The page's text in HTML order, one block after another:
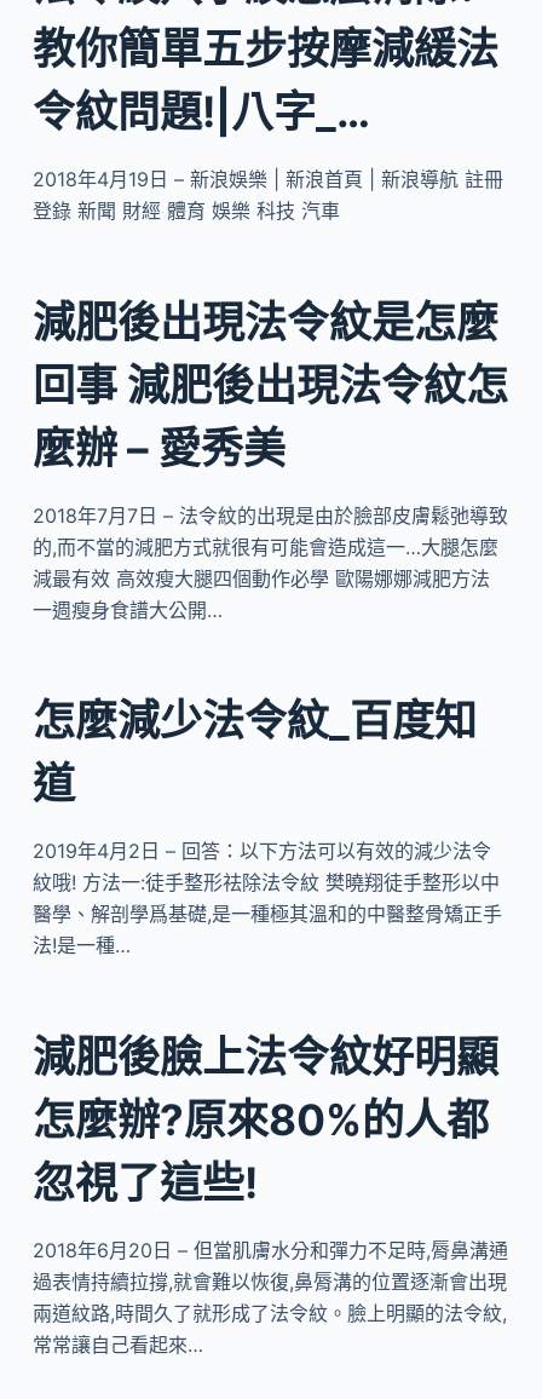
教你簡單五步按摩減緩法
令紋問題!|八字_…
2018年4月19日 – 新浪娛樂 | 新浪首頁 | 新浪導航 註冊
登錄 新聞 財經 體育 娛樂 科技 汽車
減肥後出現法令紋是怎麼
回事 減肥後出現法令紋怎
麼辦 – 愛秀美
2018年7月7日 – 法令紋的出現是由於臉部皮膚鬆弛導致
的,而不當的減肥方式就很有可能會造成這一…大腿怎麼
減最有效 高效瘦大腿四個動作必學 歐陽娜娜減肥方法
一週瘦身食譜大公開…
怎麼減少法令紋_百度知
道
2019年4月2日 – 回答：以下方法可以有效的減少法令
紋哦! 方法一:徒手整形祛除法令紋 樊曉翔徒手整形以中
醫學、解剖學爲基礎,是一種極其溫和的中醫整骨矯正手
法!是一種…
減肥後臉上法令紋好明顯
怎麼辦?原來80%的人都
忽視了這些!
2018年6月20日 – 但當肌膚水分和彈力不足時,脣鼻溝通
過表情持續拉撐,就會難以恢復,鼻脣溝的位置逐漸會出現
兩道紋路,時間久了就形成了法令紋。臉上明顯的法令紋,
常常讓自己看起來…